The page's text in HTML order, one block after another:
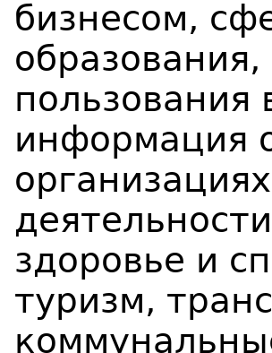
бизнесом,
информация
здоровье и
туризм,